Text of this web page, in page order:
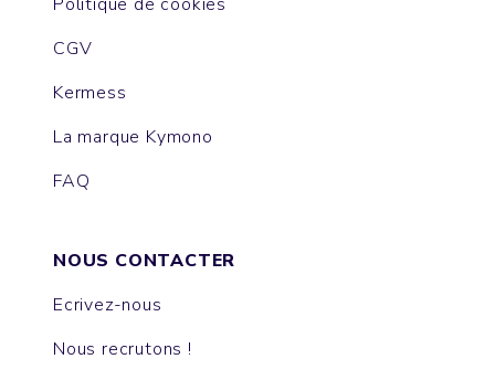
CGV
Kermess
La marque Kymono
FAQ
NOUS CONTACTER
Ecrivez-nous
Nous recrutons !